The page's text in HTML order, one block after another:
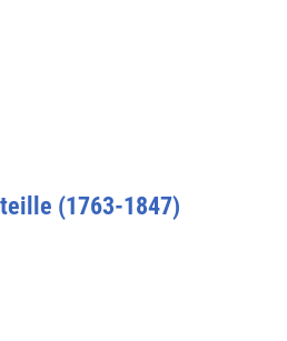
(1763-1847)